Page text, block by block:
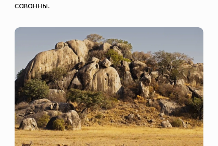
саванны.